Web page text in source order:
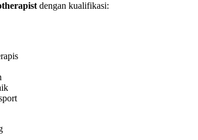
dengan kualifikasi: